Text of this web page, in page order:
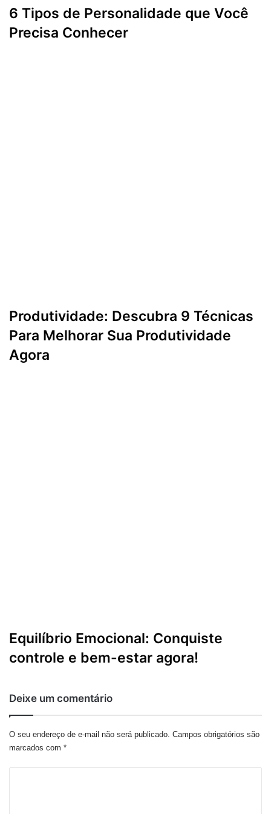
6 Tipos de Personalidade que Você
Precisa Conhecer
Produtividade: Descubra 9 Técnicas
Para Melhorar Sua Produtividade
Agora
Equilíbrio Emocional: Conquiste
controle e bem-estar agora!
Deixe um comentário
O seu endereço de e-mail não será publicado. Campos obrigatórios são
marcados com *